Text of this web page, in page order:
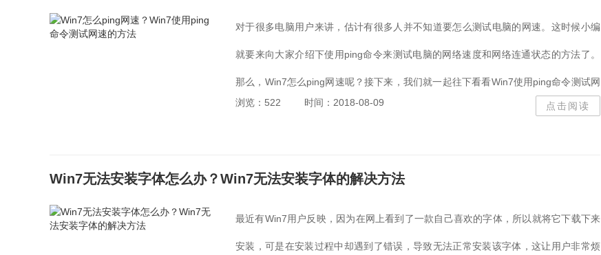
对于很多电脑用户来讲，估计有很多人并不知道要怎么测试电脑的网速。这时候小编
就要来向大家介绍下使用ping命令来测试电脑的网络速度和网络连通状态的方法了。
那么，Win7怎么ping网速呢？接下来，我们就一起往下看看Win7使用ping命令测试网
速的方法。...
浏览：522 时间：2018-08-09 点击阅读
Win7无法安装字体怎么办？Win7无法安装字体的解决方法
最近有Win7用户反映，因为在网上看到了一款自己喜欢的字体，所以就将它下载下来
安装，可是在安装过程中却遇到了错误，导致无法正常安装该字体，这让用户非常烦